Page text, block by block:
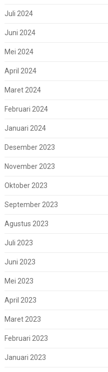
Juli 2024
Juni 2024
Mei 2024
April 2024
Maret 2024
Februari 2024
Januari 2024
Desember 2023
November 2023
Oktober 2023
September 2023
Agustus 2023
Juli 2023
Juni 2023
Mei 2023
April 2023
Maret 2023
Februari 2023
Januari 2023